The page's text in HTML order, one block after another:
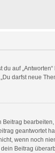
auf
darfst neue
geantwortet
wenn noch
Beitrag